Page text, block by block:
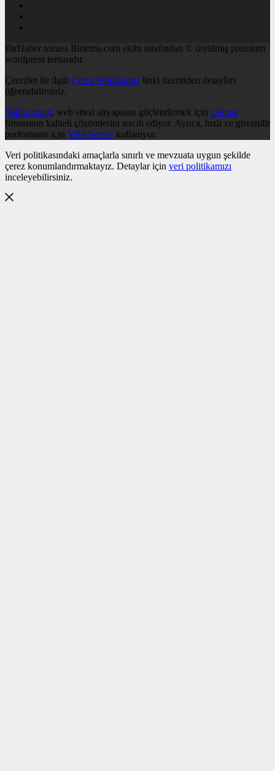
BirHaber teması Birtema.com ekibi tarafından © üretilmiş premium
wordpress temasıdır.
Çerezler ile ilgili Çerez Politikamız linki üzerinden detayları
öğrenebilirsiniz.
Vakit.com.tr, web sitesi altyapısını güçlendirmek için Cenuta
firmasının kaliteli çözümlerini tercih ediyor. Ayrıca, hızlı ve güvenilir
performans için VPS Serverkullanıyor.
Veri politikasındaki amaçlarla sınırlı ve mevzuata uygun şekilde
çerez konumlandırmaktayız. Detaylar için veri politikamızı
inceleyebilirsiniz.